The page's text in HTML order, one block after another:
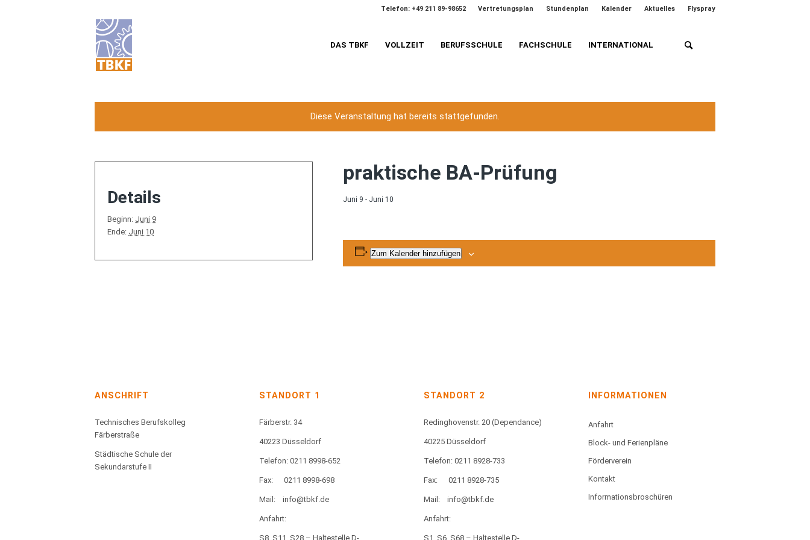
Vertretungsplan Stundenplan Kalender Aktuelles Flyspray
Telefon: +49 211 89-98652
DAS TBKF VOLLZEIT BERUFSSCHULE FACHSCHULE INTERNATIONAL
Diese Veranstaltung hat bereits stattgefunden.
praktische BA-Prüfung
Juni 9 - Juni 10
Zum Kalender hinzufügen
Details
Beginn: Juni 9
Ende: Juni 10
ANSCHRIFT
Technisches Berufskolleg
Färberstraße
Städtische Schule der
Sekundarstufe II
STANDORT 1
Färberstr. 34
40223 Düsseldorf
Telefon: 0211 8998-652
Fax: 0211 8998-698
Mail: info@tbkf.de
Anfahrt:
S8, S11, S28 – Haltestelle D-
STANDORT 2
Redinghovenstr. 20 (Dependance)
40225 Düsseldorf
Telefon: 0211 8928-733
Fax: 0211 8928-735
Mail: info@tbkf.de
Anfahrt:
S1, S6, S68 – Haltestelle D-
INFORMATIONEN
Anfahrt
Block- und Ferienpläne
Förderverein
Kontakt
Informationsbroschüren